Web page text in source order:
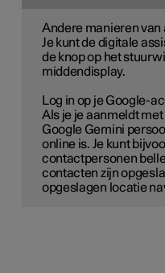
Andere manieren van
Je kunt de digitale
de knop op het
middendisplay.
Log in op je Google-
Als je je aanmeldt
Google Gemini
online is. Je kunt
contactpersonen
contacten zijn
opgeslagen locatie